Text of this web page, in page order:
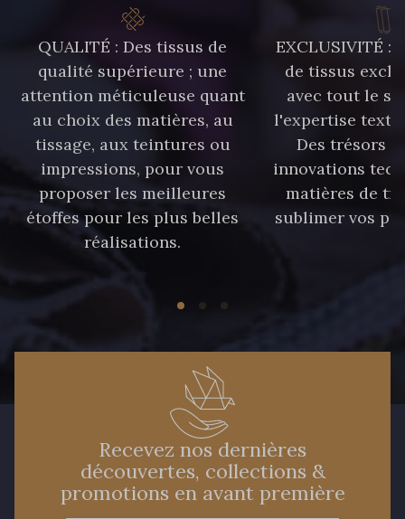
QUALITÉ : Des tissus de
qualité supérieure ; une
attention méticuleuse quant
au choix des matières, au
tissage, aux teintures ou
impressions, pour vous
proposer les meilleures
étoffes pour les plus belles
réalisations.
EXCLUSIVITÉ :
de tissus
avec tout le
l'expertise
Des trésors
innovations
matières de
sublimer vos
Recevez nos dernières
découvertes, collections &
promotions en avant première